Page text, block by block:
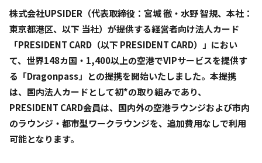
株式会社UPSIDER（代表取締役：宮城 徹・水野 智規、本社：
東京都港区、以下 当社）が提供する経営者向け法人カード
「PRESIDENT CARD（以下 PRESIDENT CARD）」におい
て、世界148カ国・1,400以上の空港でVIPサービスを提供す
る「Dragonpass」との提携を開始いたしました。本提携
は、国内法人カードとして初*の取り組みであり、
PRESIDENT CARD会員は、国内外の空港ラウンジおよび市内
のラウンジ・都市型ワークラウンジを、追加費用なしで利用
可能となります。